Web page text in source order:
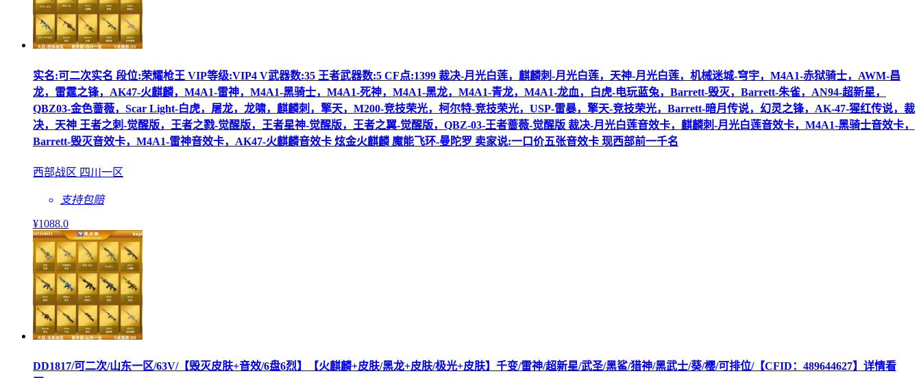
实名:可二次实名 段位:荣耀枪王 VIP等级:VIP4 V武器数:35 王者武器数:5 CF点:1399 裁决-月光白莲，麒麟刺-月光白莲，天神-月光白莲，机械迷城-穹宇，M4A1-赤狱骑士，AWM-昌
龙，雷霆之锋，AK47-火麒麟，M4A1-雷神，M4A1-黑骑士，M4A1-死神，M4A1-黑龙，M4A1-青龙，M4A1-龙血，白虎-电玩蓝兔，Barrett-毁灭，Barrett-朱雀，AN94-超新星，
QBZ03-金色蔷薇，Scar Light-白虎，屠龙，龙啸，麒麟刺，擎天，M200-竞技荣光，柯尔特-竞技荣光，USP-雷暴，擎天-竞技荣光，Barrett-暗月传说，幻灵之锋，AK-47-猩红传说，裁
决，天神 王者之刺-觉醒版，王者之戮-觉醒版，王者星神-觉醒版，王者之翼-觉醒版，QBZ-03-王者蔷薇-觉醒版 裁决-月光白莲音效卡，麒麟刺-月光白莲音效卡，M4A1-黑骑士音效卡，
Barrett-毁灭音效卡，M4A1-雷神音效卡，AK47-火麒麟音效卡 炫金火麒麟 魔能飞环-曼陀罗 卖家说:一口价五张音效卡 现西部前一千名
西部战区 四川一区
支持包赔
¥1088.0
DD1817/可二次/山东一区/63V/【毁灭皮肤+音效/6盘6烈】【火麒麟+皮肤/黑龙+皮肤/极光+皮肤】千变/雷神/超新星/武圣/黑鲨/猎神/黑武士/葵/樱/可排位/【CFID：489644627】详情看